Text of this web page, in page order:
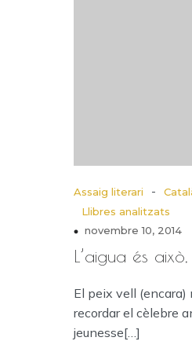
Assaig literari -
Llibres analitzats
novembre 10, 2014
L’aigua és
El peix vell
recordar el cèlebre
jeunesse[…]